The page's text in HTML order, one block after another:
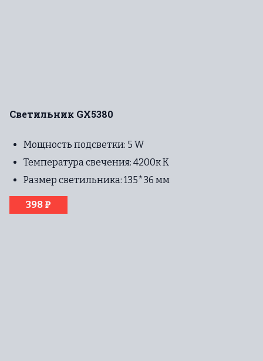
Светильник GX5380
Мощность подсветки: 5 W
Температура свечения: 4200к К
Размер светильника: 135*36 мм
398 ₽